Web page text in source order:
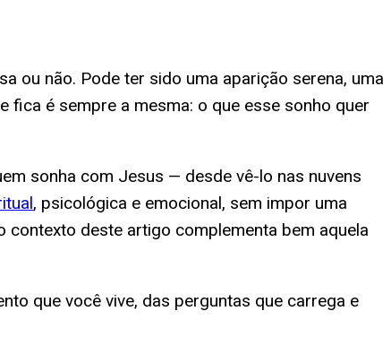
ou não. Pode ter sido uma aparição serena, uma
fica é sempre a mesma: o que esse sonho quer
sonha com Jesus — desde vê-lo nas nuvens
, psicológica e emocional, sem impor uma
contexto deste artigo complementa bem aquela
que você vive, das perguntas que carrega e